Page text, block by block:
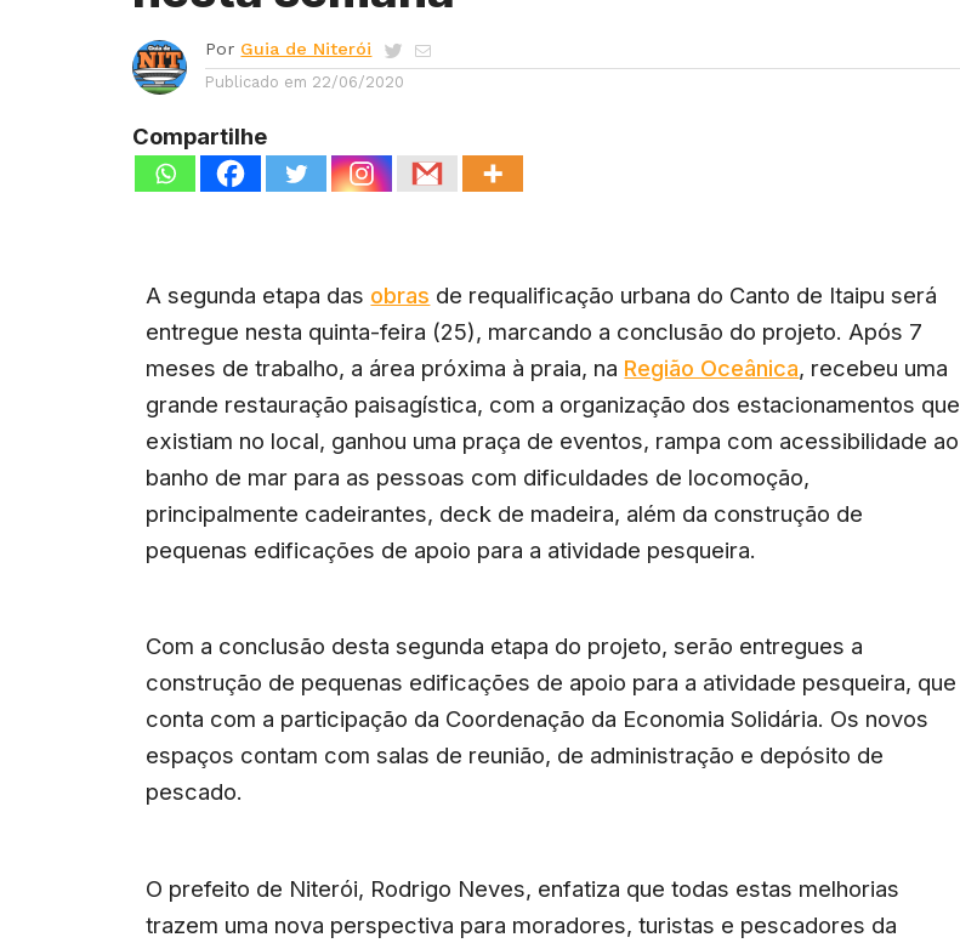
Por Guia de Niterói
Publicado em 22/06/2020
Compartilhe
A segunda etapa das obras de requalificação urbana do Canto de Itaipu será
entregue nesta quinta-feira (25), marcando a conclusão do projeto. Após 7
meses de trabalho, a área próxima à praia, na Região Oceânica, recebeu uma
grande restauração paisagística, com a organização dos estacionamentos que
existiam no local, ganhou uma praça de eventos, rampa com acessibilidade ao
banho de mar para as pessoas com dificuldades de locomoção,
principalmente cadeirantes, deck de madeira, além da construção de
pequenas edificações de apoio para a atividade pesqueira.
Com a conclusão desta segunda etapa do projeto, serão entregues a
construção de pequenas edificações de apoio para a atividade pesqueira, que
conta com a participação da Coordenação da Economia Solidária. Os novos
espaços contam com salas de reunião, de administração e depósito de
pescado.
O prefeito de Niterói, Rodrigo Neves, enfatiza que todas estas melhorias
trazem uma nova perspectiva para moradores, turistas e pescadores da